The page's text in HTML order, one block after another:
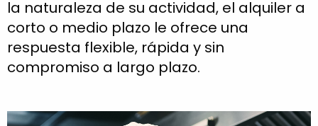
la naturaleza de su actividad, el alquiler a
corto o medio plazo le ofrece una
respuesta flexible, rápida y sin
compromiso a largo plazo.